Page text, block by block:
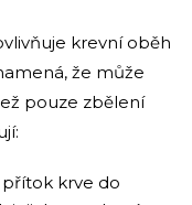
krevní oběh
že může
pouze zbělení
krve do